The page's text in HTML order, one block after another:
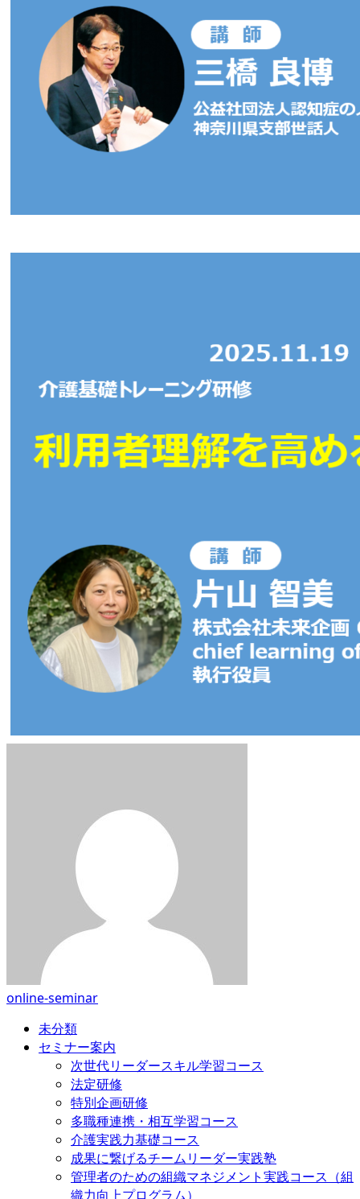
online-seminar
未分類
セミナー案内
次世代リーダースキル学習コース
法定研修
特別企画研修
多職種連携・相互学習コース
介護実践力基礎コース
成果に繋げるチームリーダー実践塾
管理者のための組織マネジメント実践コース（組
織力向上プログラム）